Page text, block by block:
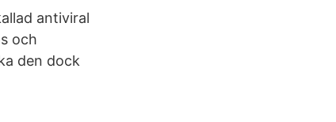
antiviral
och
den dock